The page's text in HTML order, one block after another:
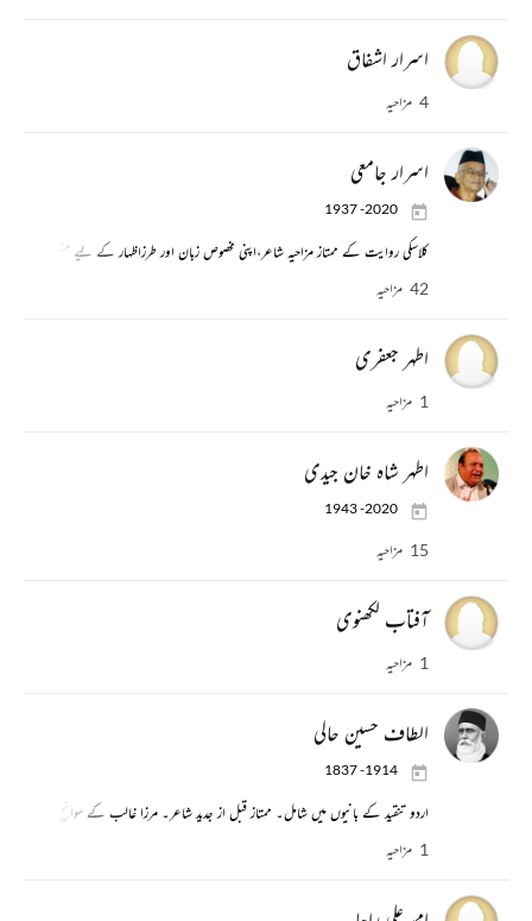
اسرار اشفاق
4 مزاحیہ
اسرار جامعی
1937 -2020
کلاسکی روایت کے ممتاز مزاحیہ شاعر،اپنی مخصوص زبان اور طرزاظہار کے لیے مشہور
42 مزاحیہ
اطہر جعفری
1 مزاحیہ
اطہر شاہ خان جیدی
1943 -2020
15 مزاحیہ
آفتاب لکھنوی
1 مزاحیہ
الطاف حسین حالی
1837 -1914
اردو تنقید کے بانیوں میں شامل۔ ممتاز قبل از جدید شاعر۔ مرزا غالب کے سوانح ’یاد گار
1 مزاحیہ